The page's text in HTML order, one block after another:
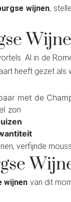
wijnen,
Al in de
heeft gezet als
met de
zon
verfijnde
wijnen van dit